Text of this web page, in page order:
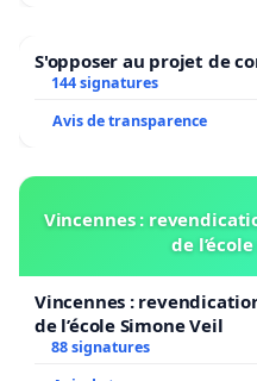
S'opposer au projet de
144 signatures
Avis de transparence
Vincennes :
de
Vincennes :
de l’école Simone Veil
88 signatures